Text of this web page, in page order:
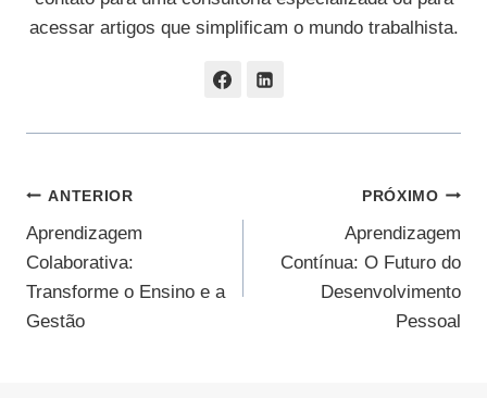
acessar artigos que simplificam o mundo trabalhista.
Navegação
De
Post
ANTERIOR
Aprendizagem
Colaborativa:
Transforme o Ensino e a
Gestão
PRÓXIMO
Aprendizagem
Contínua: O Futuro do
Desenvolvimento
Pessoal